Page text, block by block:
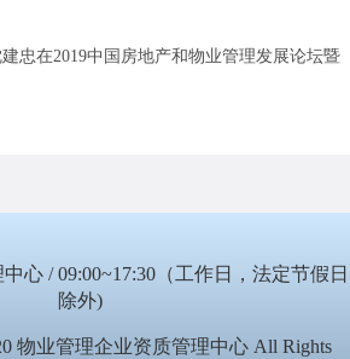
在2019中国房地产和物业管理发展论坛暨
心 / 09:00~17:30（工作日，法定节假日
除外)
物业管理企业资质管理中心 All Rights